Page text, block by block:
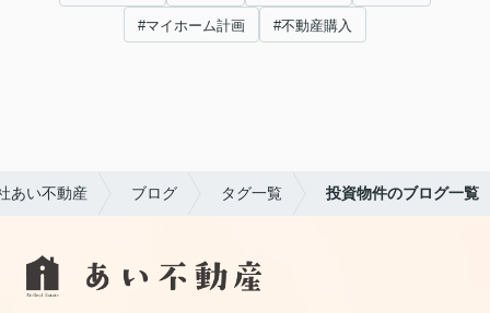
#マイホーム計画 #不動産購入
あい不動産 ブログ タグ一覧 投資物件のブログ一覧